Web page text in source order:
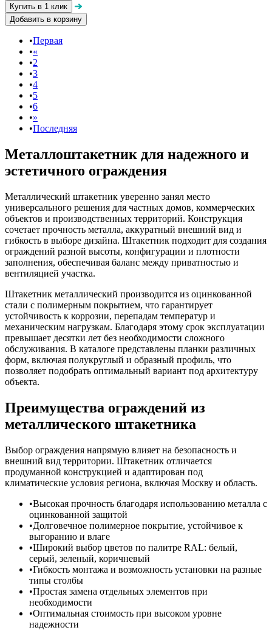
Добавить в корзину
Первая
«
2
3
4
5
6
»
Последняя
Металлоштакетник для надежного и
эстетичного ограждения
Металлический штакетник уверенно занял место
универсального решения для частных домов, коммерческих
объектов и производственных территорий. Конструкция
сочетает прочность металла, аккуратный внешний вид и
гибкость в выборе дизайна. Штакетник подходит для создания
ограждений разной высоты, конфигурации и плотности
заполнения, обеспечивая баланс между приватностью и
вентиляцией участка.
Штакетник металлический производится из оцинкованной
стали с полимерным покрытием, что гарантирует
устойчивость к коррозии, перепадам температур и
механическим нагрузкам. Благодаря этому срок эксплуатации
превышает десятки лет без необходимости сложного
обслуживания. В каталоге представлены планки различных
форм, включая полукруглый и образный профиль, что
позволяет подобрать оптимальный вариант под архитектуру
объекта.
Преимущества ограждений из
металлического штакетника
Выбор ограждения напрямую влияет на безопасность и
внешний вид территории. Штакетник отличается
продуманной конструкцией и адаптирован под
климатические условия региона, включая Москву и область.
Высокая прочность благодаря использованию металла с
оцинкованной защитой
Долговечное полимерное покрытие, устойчивое к
выгоранию и влаге
Широкий выбор цветов по палитре RAL: белый,
серый, зеленый, коричневый
Гибкость монтажа и возможность установки на разные
типы столбы
Простая замена отдельных элементов при
необходимости
Оптимальная стоимость при высоком уровне
надежности